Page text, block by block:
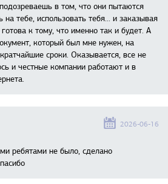
в том, что они пытаются
на тебе, использовать тебя... и заказывая
к тому, что именно так и будет. А
который был мне нужен, на
сроки. Оказывается, все не
и честные компании работают и в
2026-06-16
ребятами не было, сделано